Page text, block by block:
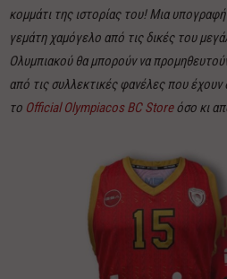
κομμάτι της ιστορίας του!Μια υπογραφή
γεμάτη χαμόγελο από τις δικές του
Ολυμπιακού θα μπορούν να
από τις συλλεκτικές φανέλες που
το Official Olympiacos BC Storeόσο κι